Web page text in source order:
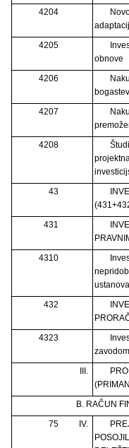
4204
4205
obnove
4206
bogastev
4207
4208
43
431
4310
432
4323
zavodom
III.
B. RAČUN
75
IV.